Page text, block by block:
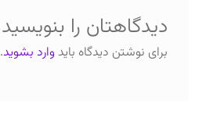
دیدگاهتان را بنویسید
برای نوشتن دیدگاه باید وارد بشوید.